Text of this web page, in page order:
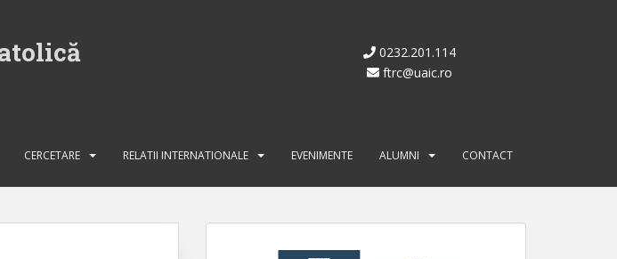
0232.201.114
ftrc@uaic.ro
CERCETARE RELATII INTERNATIONALE EVENIMENTE ALUMNI CONTACT